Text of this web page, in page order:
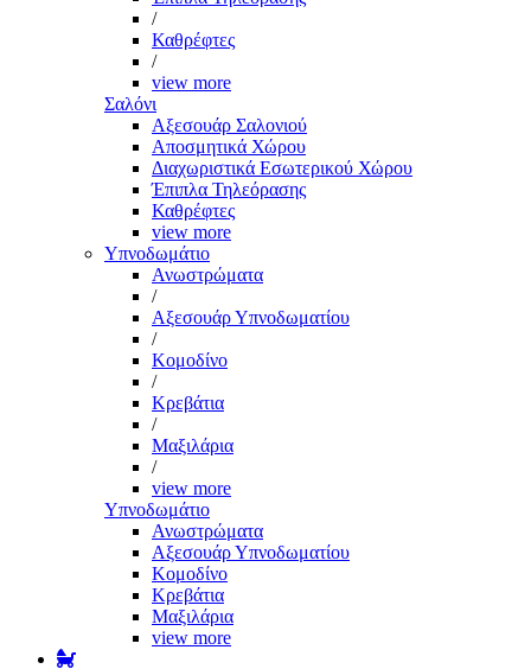
/
Καθρέφτες
/
view more
Σαλόνι
Αξεσουάρ Σαλονιού
Αποσμητικά Χώρου
Διαχωριστικά Εσωτερικού Χώρου
Έπιπλα Τηλεόρασης
Καθρέφτες
view more
Υπνοδωμάτιο
Ανωστρώματα
/
Αξεσουάρ Υπνοδωματίου
/
Κομοδίνο
/
Κρεβάτια
/
Μαξιλάρια
/
view more
Υπνοδωμάτιο
Ανωστρώματα
Αξεσουάρ Υπνοδωματίου
Κομοδίνο
Κρεβάτια
Μαξιλάρια
view more